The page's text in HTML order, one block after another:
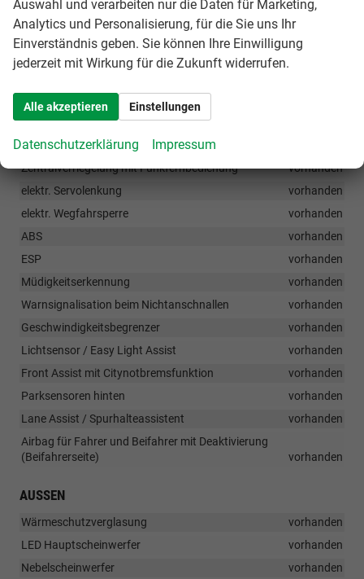
4 Lautsprecher
vorhanden
e-Call
Verkehrszeichenerkennung
SICHERHEIT & ASSISTENZ
Seitenairbags mit Kopfairbags
Zentralverriegelung mit Funkfernbedienung
vorhanden
elektr. Servolenkung
vorhanden
elektr. Wegfahrsperre
vorhanden
ABS
vorhanden
ESP
vorhanden
Müdigkeitserkennung
vorhanden
Warnsignalisation beim Nichtanschnallen
vorhanden
Geschwindigkeitsbegrenzer
vorhanden
Lichtsensor / Easy Light Assist
vorhanden
Front Assist mit Citynotbremsfunktion
vorhanden
Parksensoren hinten
vorhanden
Lane Assist / Spurhalteassistent
vorhanden
Airbag für Fahrer und Beifahrer mit Deaktivierung
(Beifahrerseite)
vorhanden
AUSSEN
Wärmeschutzverglasung
vorhanden
LED Hauptscheinwerfer
vorhanden
Nebelscheinwerfer
vorhanden
Auswahl und verarbeiten nur die Daten für Marketing,
Analytics und Personalisierung, für die Sie uns Ihr
Einverständnis geben. Sie können Ihre Einwilligung
jederzeit mit Wirkung für die Zukunft widerrufen.
Alle akzeptieren Einstellungen
Datenschutzerklärung Impressum